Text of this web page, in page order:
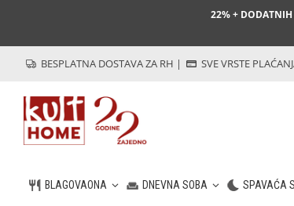
22% +
BESPLATNA DOSTAVA ZA RH | SVE VRSTE
BLAGOVAONA DNEVNA SOBA SPAVAĆA